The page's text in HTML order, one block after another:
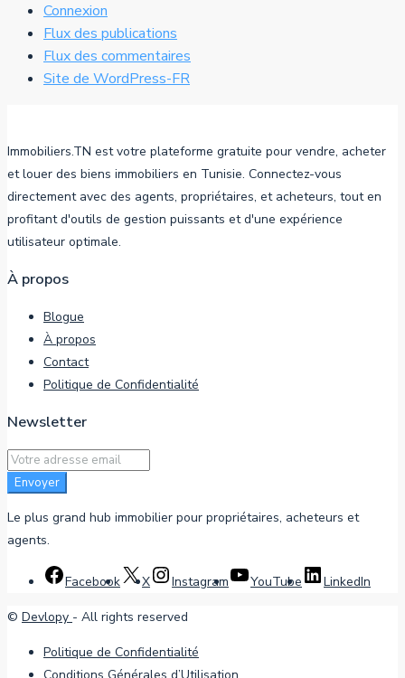
Connexion
Flux des publications
Flux des commentaires
Site de WordPress-FR
Immobiliers.TN est votre plateforme gratuite pour vendre, acheter
et louer des biens immobiliers en Tunisie. Connectez-vous
directement avec des agents, propriétaires, et acheteurs, tout en
profitant d'outils de gestion puissants et d'une expérience
utilisateur optimale.
À propos
Blogue
À propos
Contact
Politique de Confidentialité
Newsletter
Envoyer
Le plus grand hub immobilier pour propriétaires, acheteurs et
agents.
Facebook X Instagram YouTube LinkedIn
© Devlopy - All rights reserved
Politique de Confidentialité
Conditions Générales d’Utilisation